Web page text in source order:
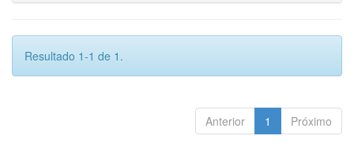
Resultado 1-1 de 1.
Anterior 1 Próximo